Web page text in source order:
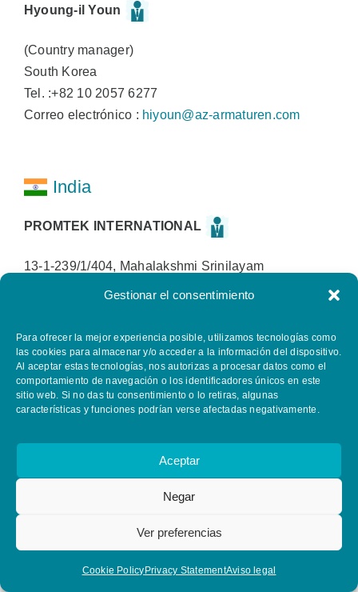
Gestionar el consentimiento
Para ofrecer la mejor experiencia posible, utilizamos tecnologías como
las cookies para almacenar y/o acceder a la información del dispositivo.
Al aceptar estas tecnologías, nos autorizas a procesar datos como el
comportamiento de navegación o los identificadores únicos en este
sitio web. Si no das tu consentimiento o lo retiras, algunas
características y funciones podrían verse afectadas negativamente.
Aceptar
Negar
Ver preferencias
Cookie Policy Privacy StatementAviso legal
Hyoung-il Youn
(Country manager)
South Korea
Tel. :+82 10 2057 6277
Correo electrónico : hiyoun@az-armaturen.com
India
PROMTEK INTERNATIONAL
13-1-239/1/404, Mahalakshmi Srinilayam
Mothinagar, Hyderabad-500114
Tel. +91 92466 41248 / +91 9963027399
admin@promtek-india.com
Japón
FPD Solutions Ltd.
2-3 Sakuragi-Cho, Omiya-Ku